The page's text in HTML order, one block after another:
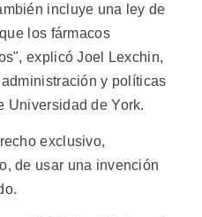
incluye una ley de
los fármacos
explicó Joel Lexchin,
y políticas
Universidad de York.
exclusivo,
de usar una invención